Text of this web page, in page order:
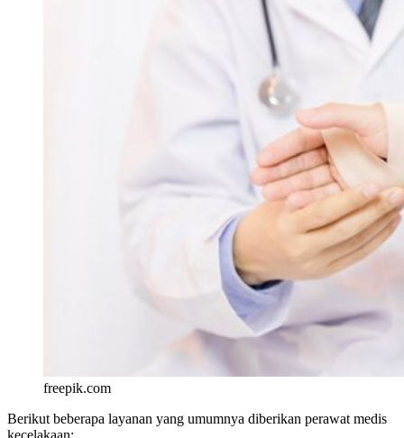
freepik.com
Berikut beberapa layanan yang umumnya diberikan perawat medis
kecelakaan: